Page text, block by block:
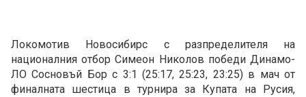
Локомотив Новосибирс с разпределителя на
националния отбор Симеон Николов победи Динамо-
ЛО Сосновъй Бор с 3:1 (25:17, 25:23, 23:25) в мач от
финалната шестица в турнира за Купата на Русия,